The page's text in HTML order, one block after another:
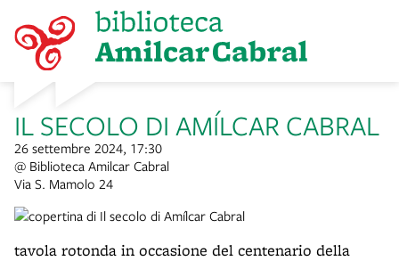
IL SECOLO DI AMÍLCAR CABRAL
26 settembre 2024, 17:30
@ Biblioteca Amilcar Cabral
Via S. Mamolo 24
tavola rotonda in occasione del centenario della